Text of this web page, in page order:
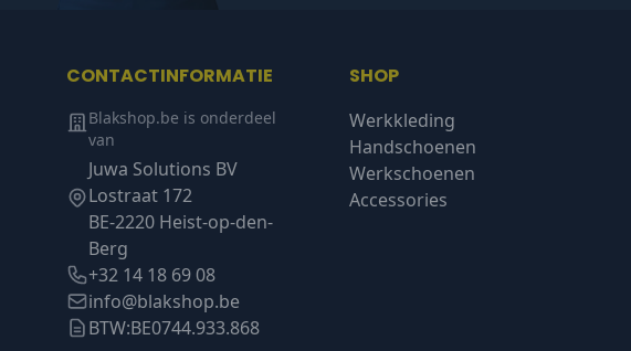
CONTACTINFORMATIE
Blakshop.be is onderdeel
van
Juwa Solutions BV
Lostraat 172
BE-2220 Heist-op-den-
Berg
+32 14 18 69 08
info@blakshop.be
BTW:BE0744.933.868
SHOP
Werkkleding
Handschoenen
Werkschoenen
Accessories